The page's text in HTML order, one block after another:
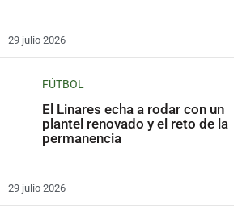
29 julio 2026
FÚTBOL
El Linares echa a rodar con un
plantel renovado y el reto de la
permanencia
29 julio 2026